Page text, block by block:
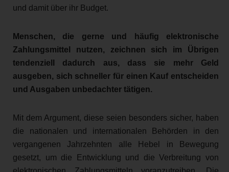
und damit über ihr Budget.
Menschen, die gerne und häufig elektronische
Zahlungsmittel nutzen, zeichnen sich im Übrigen
tendenziell dadurch aus, dass sie mehr Geld
ausgeben, sich schneller für einen Kauf entscheiden
und Ausgaben unbedachter tätigen.
Mit dem Argument, diese seien besonders sicher, haben
die nationalen und internationalen Behörden in den
vergangenen Jahrzehnten alle Hebel in Bewegung
gesetzt, um die Entwicklung und die Verbreitung von